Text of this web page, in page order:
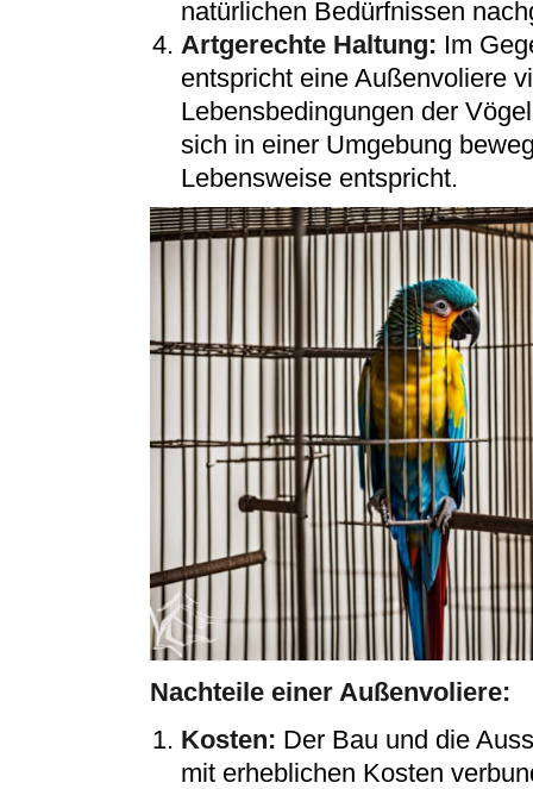
natürlichen Bedürfnissen
Artgerechte Haltung: Im
entspricht eine Außenvoliere
Lebensbedingungen der
sich in einer Umgebung
Lebensweise entspricht.
Nachteile einer Außenvoliere:
Kosten: Der Bau und die
mit erheblichen Kosten